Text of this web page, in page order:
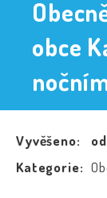
obce
Vyvěšeno: od
Kategorie: